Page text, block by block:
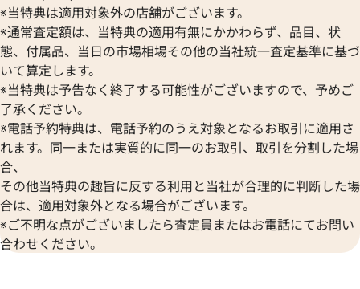
※当特典は適用対象外の店舗がございます。
※通常査定額は、当特典の適用有無にかかわらず、品目、状
態、付属品、当日の市場相場その他の当社統一査定基準に基づ
いて算定します。
※当特典は予告なく終了する可能性がございますので、予めご
了承ください。
※電話予約特典は、電話予約のうえ対象となるお取引に適用さ
れます。同一または実質的に同一のお取引、取引を分割した場
合、
その他当特典の趣旨に反する利用と当社が合理的に判断した場
合は、適用対象外となる場合がございます。
※ご不明な点がございましたら査定員またはお電話にてお問い
合わせください。